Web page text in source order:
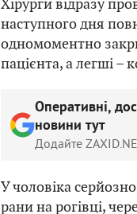
наступного дня
одномоментно
пацієнта, а легші –
Оперативні,
новини тут
Додайте
У чоловіка
рани на рогівці,